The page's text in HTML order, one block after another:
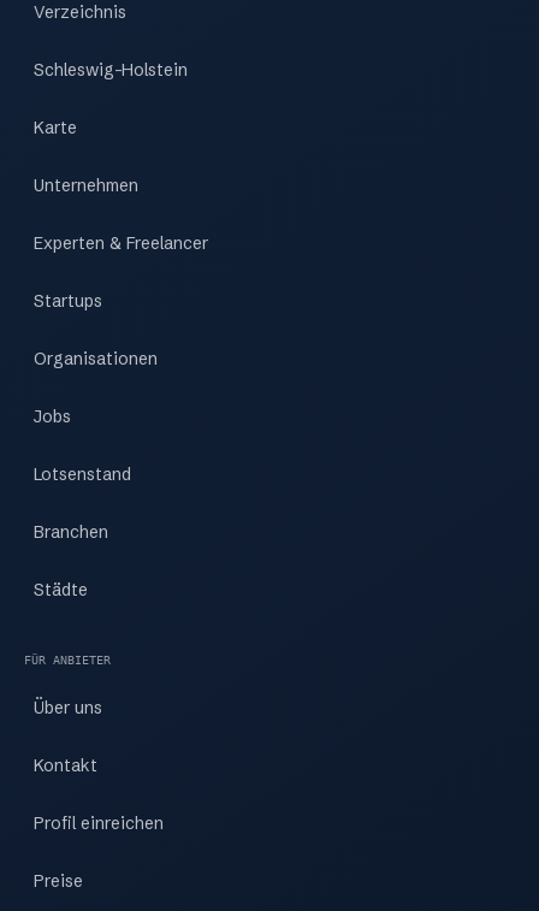
Verzeichnis
Schleswig-Holstein
Karte
Unternehmen
Experten & Freelancer
Startups
Organisationen
Jobs
Lotsenstand
Branchen
Städte
FÜR ANBIETER
Über uns
Kontakt
Profil einreichen
Preise